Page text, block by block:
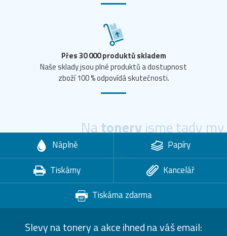
Přes 30 000 produktů skladem
Naše sklady jsou plné produktů a dostupnost
zboží 100 % odpovídá skutečnosti.
Natoneryjsme tady my.
Náplně
Papíry
Tiskárny
Kancelář
Tiskárna zdarma
Slevy na tonery a akce ihned na váš email: